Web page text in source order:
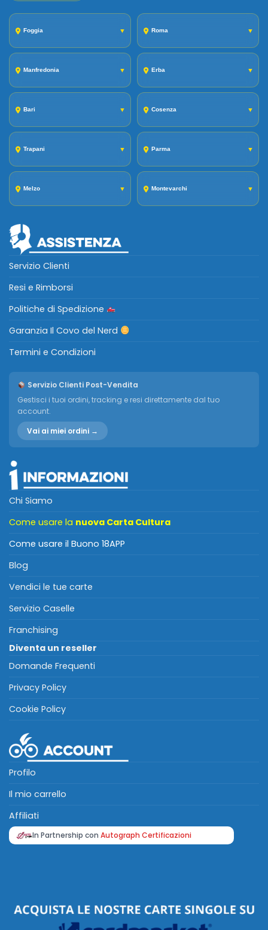
Foggia ▼ Roma ▼
Manfredonia ▼ Erba ▼
Bari ▼ Cosenza ▼
Trapani ▼ Parma ▼
Melzo ▼ Montevarchi ▼
Servizio Clienti
Resi e Rimborsi
Politiche di Spedizione
Garanzia Il Covo del Nerd
Termini e Condizioni
Servizio Clienti Post-Vendita
Gestisci i tuoi ordini, tracking e resi direttamente dal tuo
account.
Vai ai miei ordini →
Chi Siamo
Come usare la nuova Carta Cultura
Come usare il Buono 18APP
Blog
Vendici le tue carte
Servizio Caselle
Franchising
Diventa un reseller
Domande Frequenti
Privacy Policy
Cookie Policy
Profilo
Il mio carrello
Affiliati
In Partnership con Autograph Certificazioni